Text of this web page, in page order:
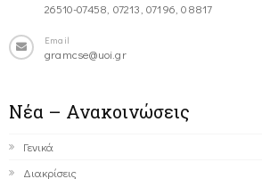
26510-07458, 07213, 07196, 08817
Email
gramcse@uoi.gr
Νέα – Ανακοινώσεις
Γενικά
Διακρίσεις